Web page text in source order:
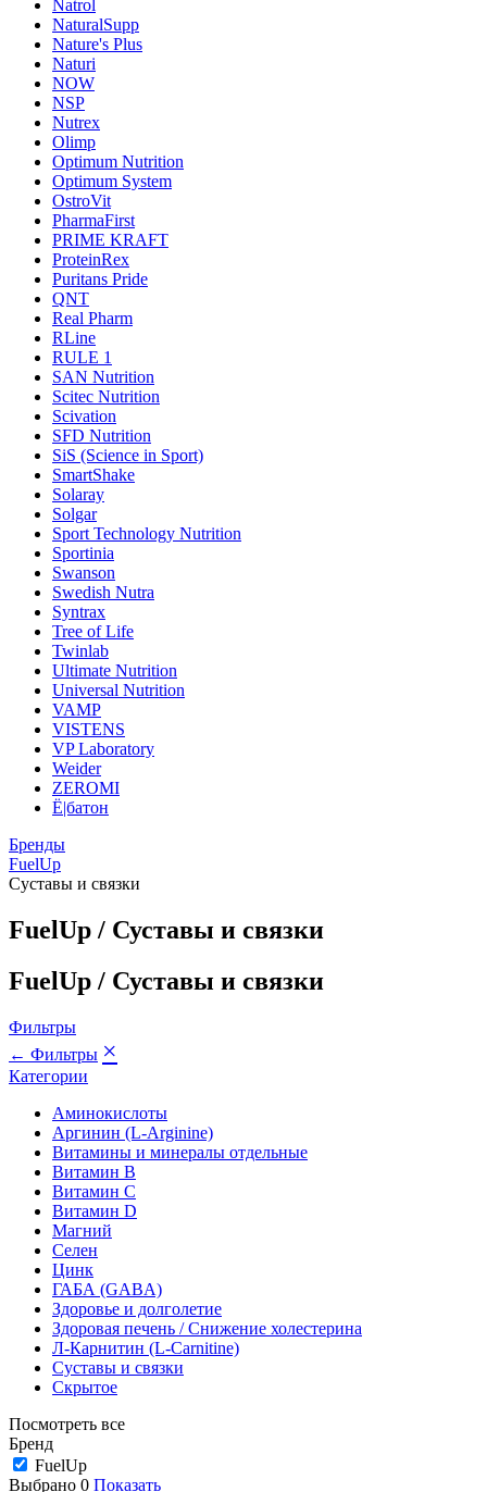
Natrol
NaturalSupp
Nature's Plus
Naturi
NOW
NSP
Nutrex
Olimp
Optimum Nutrition
Optimum System
OstroVit
PharmaFirst
PRIME KRAFT
ProteinRex
Puritans Pride
QNT
Real Pharm
RLine
RULE 1
SAN Nutrition
Scitec Nutrition
Scivation
SFD Nutrition
SiS (Science in Sport)
SmartShake
Solaray
Solgar
Sport Technology Nutrition
Sportinia
Swanson
Swedish Nutra
Syntrax
Tree of Life
Twinlab
Ultimate Nutrition
Universal Nutrition
VAMP
VISTENS
VP Laboratory
Weider
ZEROMI
Ё|батон
Бренды
FuelUp
Суставы и связки
FuelUp / Суставы и связки
FuelUp / Суставы и связки
Фильтры
← Фильтры ×
Категории
Аминокислоты
Аргинин (L-Arginine)
Витамины и минералы отдельные
Витамин B
Витамин C
Витамин D
Магний
Селен
Цинк
ГАБА (GABA)
Здоровье и долголетие
Здоровая печень / Cнижение холестерина
Л-Карнитин (L-Сarnitine)
Суставы и связки
Скрытое
Посмотреть все
Бренд
FuelUp
Выбрано 0 Показать